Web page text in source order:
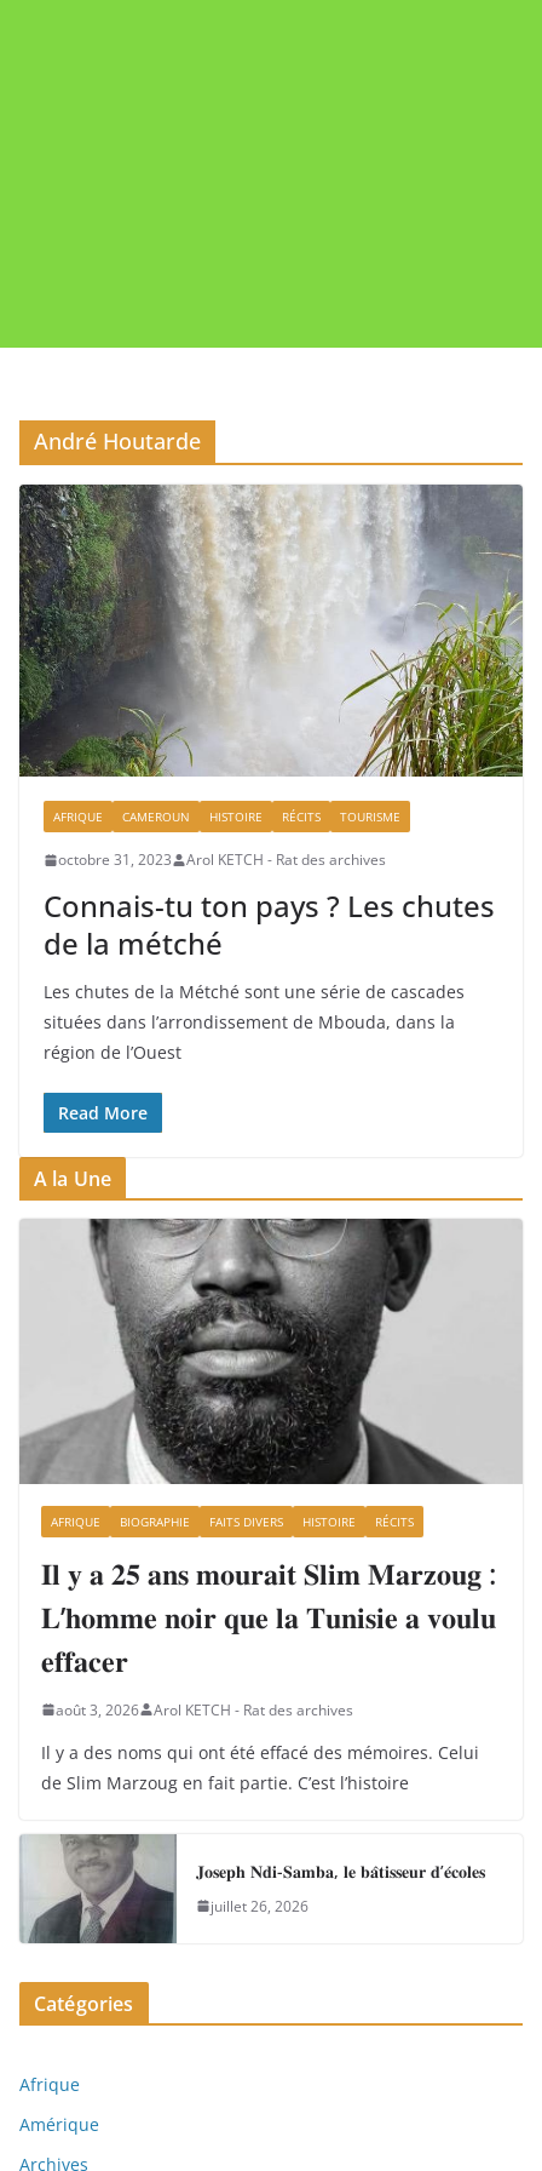
André Houtarde
AFRIQUE CAMEROUN HISTOIRE RÉCITS TOURISME
octobre 31, 2023 Arol KETCH - Rat des archives
Connais-tu ton pays ? Les chutes
de la métché
Les chutes de la Métché sont une série de cascades
situées dans l’arrondissement de Mbouda, dans la
région de l’Ouest
Read More
A la Une
AFRIQUE BIOGRAPHIE FAITS DIVERS HISTOIRE RÉCITS
𝐈𝐥 𝐲 𝐚 𝟐𝟓 𝐚𝐧𝐬 𝐦𝐨𝐮𝐫𝐚𝐢𝐭 𝐒𝐥𝐢𝐦 𝐌𝐚𝐫𝐳𝐨𝐮𝐠 :
𝐋’𝐡𝐨𝐦𝐦𝐞 𝐧𝐨𝐢𝐫 𝐪𝐮𝐞 𝐥𝐚 𝐓𝐮𝐧𝐢𝐬𝐢𝐞 𝐚 𝐯𝐨𝐮𝐥𝐮
𝐞𝐟𝐟𝐚𝐜𝐞𝐫
août 3, 2026 Arol KETCH - Rat des archives
Il y a des noms qui ont été effacé des mémoires. Celui
de Slim Marzoug en fait partie. C’est l’histoire
𝐉𝐨𝐬𝐞𝐩𝐡 𝐍𝐝𝐢-𝐒𝐚𝐦𝐛𝐚, 𝐥𝐞 𝐛𝐚̂𝐭𝐢𝐬𝐬𝐞𝐮𝐫 𝐝’𝐞́𝐜𝐨𝐥𝐞𝐬
juillet 26, 2026
Catégories
Afrique
Amérique
Archives